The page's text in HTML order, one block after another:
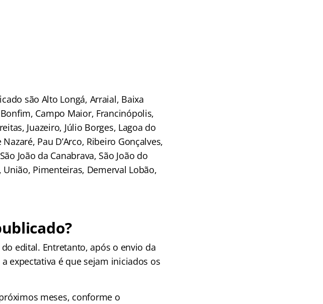
são Alto Longá, Arraial, Baixa
Campo Maior, Francinópolis,
Juazeiro, Júlio Borges, Lagoa do
Pau D’Arco, Ribeiro Gonçalves,
João da Canabrava, São João do
União, Pimenteiras, Demerval Lobão,
edital. Entretanto, após o envio da
expectativa é que sejam iniciados os
meses, conforme o